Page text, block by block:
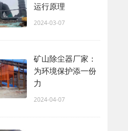
运行原理
2024-03-07
矿山除尘器厂家：
为环境保护添一份
力
2024-04-07